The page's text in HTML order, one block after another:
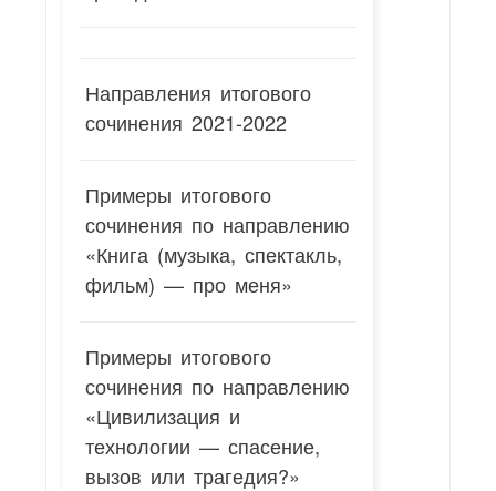
Направления итогового
сочинения 2021-2022
Примеры итогового
сочинения по направлению
«Книга (музыка, спектакль,
фильм) — про меня»
Примеры итогового
сочинения по направлению
«Цивилизация и
технологии — спасение,
вызов или трагедия?»